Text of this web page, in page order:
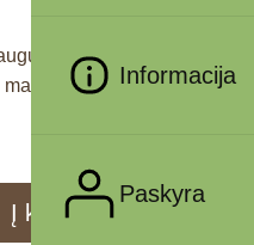
Informacija
Paskyra
katėms
mažinimui.
Į krepšelį